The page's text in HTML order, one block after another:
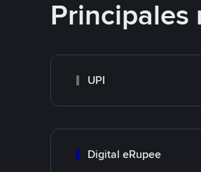
Principales
UPI
Digital eRupee